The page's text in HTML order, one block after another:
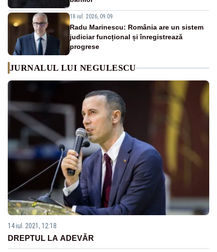
18 iul. 2026, 09:09
Radu Marinescu: România are un sistem
judiciar funcțional și înregistrează
progrese
JURNALUL LUI NEGULESCU
14 iul. 2021, 12:18
DREPTUL LA ADEVĂR